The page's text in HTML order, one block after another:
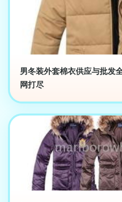
男冬装外套棉衣供应与批发
网打尽